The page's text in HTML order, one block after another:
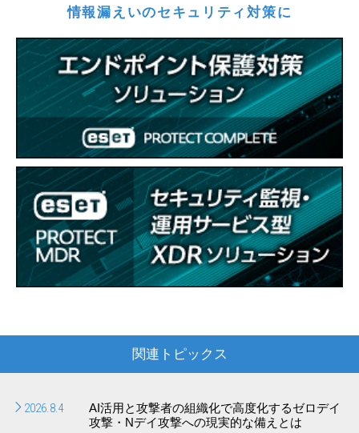
情報漏えいのセキュリティ対策に
関連トピックス
2026.8.4
AI活用と攻撃者の組織化で高度化するゼロデイ
攻撃・Nデイ攻撃への現実的な備えとは